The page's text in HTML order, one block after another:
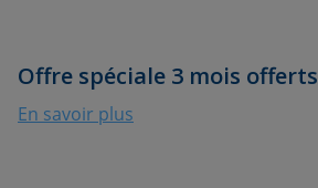
Offre spéciale 3 mois
En savoir plus